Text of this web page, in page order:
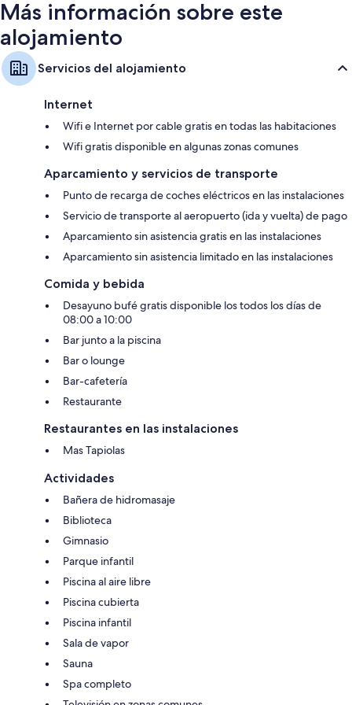
Más información sobre este
alojamiento
Servicios del alojamiento
Internet
Wifi e Internet por cable gratis en todas las habitaciones
Wifi gratis disponible en algunas zonas comunes
Aparcamiento y servicios de transporte
Punto de recarga de coches eléctricos en las instalaciones
Servicio de transporte al aeropuerto (ida y vuelta) de pago
Aparcamiento sin asistencia gratis en las instalaciones
Aparcamiento sin asistencia limitado en las instalaciones
Comida y bebida
Desayuno bufé gratis disponible los todos los días de
08:00 a 10:00
Bar junto a la piscina
Bar o lounge
Bar-cafetería
Restaurante
Restaurantes en las instalaciones
Mas Tapiolas
Actividades
Bañera de hidromasaje
Biblioteca
Gimnasio
Parque infantil
Piscina al aire libre
Piscina cubierta
Piscina infantil
Sala de vapor
Sauna
Spa completo